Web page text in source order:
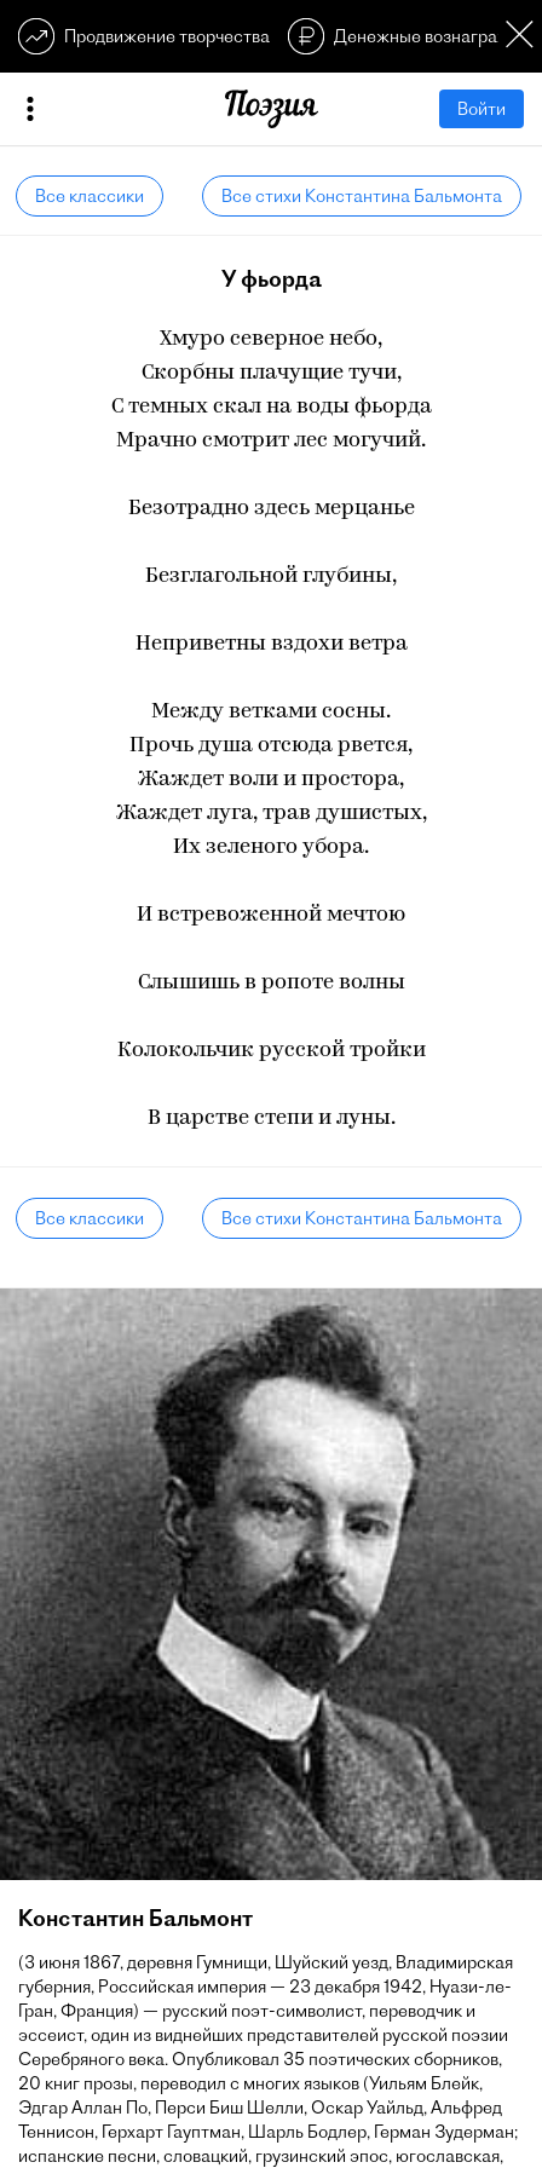
Продвижение творчества Денежные
Войти
Все классики Все стихи Константина Бальмонта
У фьорда
Хмуро северное небо,
Скорбны плачущие тучи,
С темных скал на воды фьорда
Мрачно смотрит лес могучий.
Безотрадно здесь мерцанье
Безглагольной глубины,
Неприветны вздохи ветра
Между ветками сосны.
Прочь душа отсюда рвется,
Жаждет воли и простора,
Жаждет луга, трав душистых,
Их зеленого убора.
И встревоженной мечтою
Слышишь в ропоте волны
Колокольчик русской тройки
В царстве степи и луны.
Все классики Все стихи Константина Бальмонта
Константин Бальмонт
(3 июня 1867, деревня Гумнищи, Шуйский уезд, Владимирская
губерния, Российская империя — 23 декабря 1942, Нуази-ле-
Гран, Франция) — русский поэт-символист, переводчик и
эссеист, один из виднейших представителей русской поэзии
Серебряного века. Опубликовал 35 поэтических сборников,
20 книг прозы, переводил с многих языков (Уильям Блейк,
Эдгар Аллан По, Перси Биш Шелли, Оскар Уайльд, Альфред
Теннисон, Герхарт Гауптман, Шарль Бодлер, Герман Зудерман;
испанские песни, словацкий, грузинский эпос, югославская,